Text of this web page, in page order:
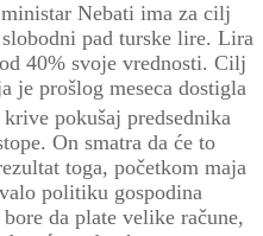
Nebati ima za cilj
pad turske lire. Lira
40% svoje vrednosti. Cilj
je prošlog meseca dostigla
pokušaj predsednika
On smatra da će to
toga, početkom maja
politiku gospodina
da plate velike račune,